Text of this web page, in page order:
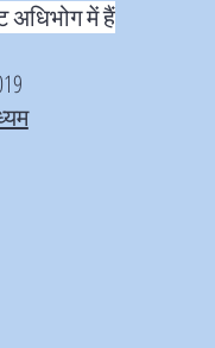
अधिभोग में हैं